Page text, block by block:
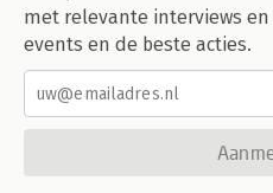
met relevante interviews
events en de beste acties.